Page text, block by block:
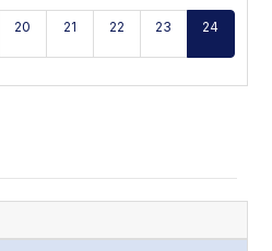
20 21 22 23 24